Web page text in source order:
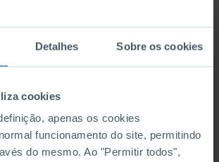
Detalhes Sobre os cookies
cookies
apenas os cookies
funcionamento do site, permitindo
do mesmo. Ao "Permitir todos",